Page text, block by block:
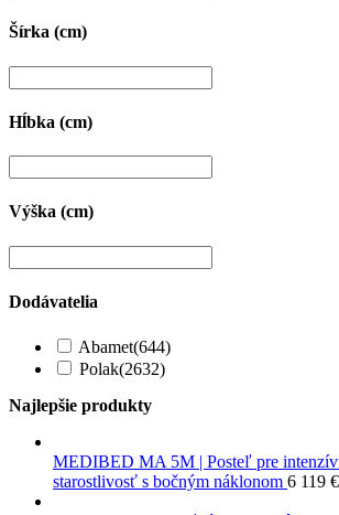
Šírka (cm)
Hĺbka (cm)
Výška (cm)
Dodávatelia
Abamet(644)
Polak(2632)
Najlepšie produkty
MEDIBED MA 5M | Posteľ pre
starostlivosť s bočným náklonom 6 119 €